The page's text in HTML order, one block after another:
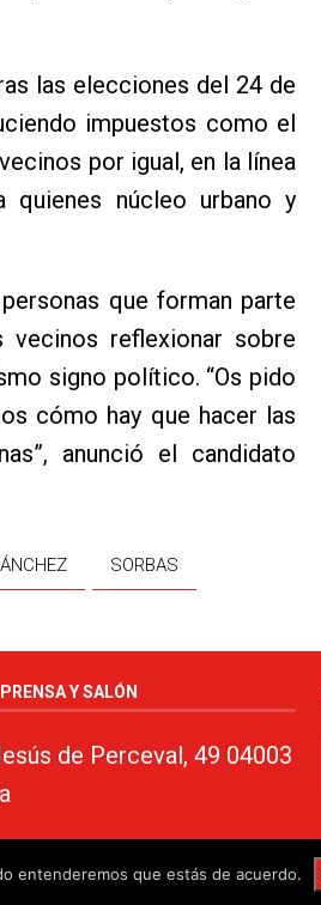
las elecciones del 24 de
impuestos como el
por igual, en la línea
núcleo urbano y
que forman parte
reflexionar sobre
signo político. “Os pido
cómo hay que hacer las
anunció el candidato
SORBAS
Y SALÓN
de Perceval, 49 04003
entenderemos que estás de acuerdo.